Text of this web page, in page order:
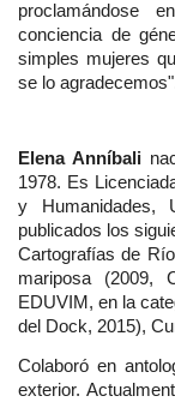
proclamándose
conciencia de
simples mujeres
se lo
Elena Anníbali
1978. Es
y Humanidades,
publicados los
Cartografías de
mariposa (2009,
EDUVIM, en la
del Dock, 2015),
Colaboró en
exterior.